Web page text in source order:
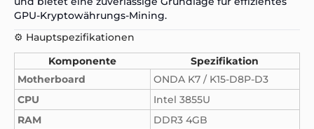
GPU-Kryptowährungs-Mining.
⚙️ Hauptspezifikationen
Komponente
Spezifikation
Motherboard
ONDA K7 / K15-D8P-D3
CPU
Intel 3855U
RAM
DDR3 4GB